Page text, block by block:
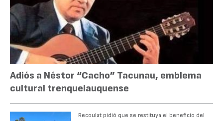
Adiós a Néstor “Cacho” Tacunau, emblema
cultural trenquelauquense
Recoulat pidió que se restituya el beneficio del